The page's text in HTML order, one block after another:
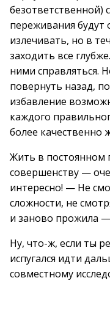
безответственной)
переживания будут
излечивать, но в
заходить все
ними справляться.
повернуть назад,
избавление
каждого
более качественно
Жить в постоянном
совершенству —
интересно! — Не
сложности, не
и заново прожила
Ну, что-ж, если ты
испугался идти
совместному